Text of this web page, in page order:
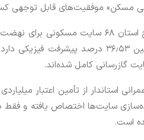
مسکن» موفقیت‌های قابل توجهی
فرهادی تصریح کرد: در سطح استان
استاندار از تأمین اعتبار
است.